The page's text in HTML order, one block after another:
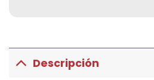
Descripción